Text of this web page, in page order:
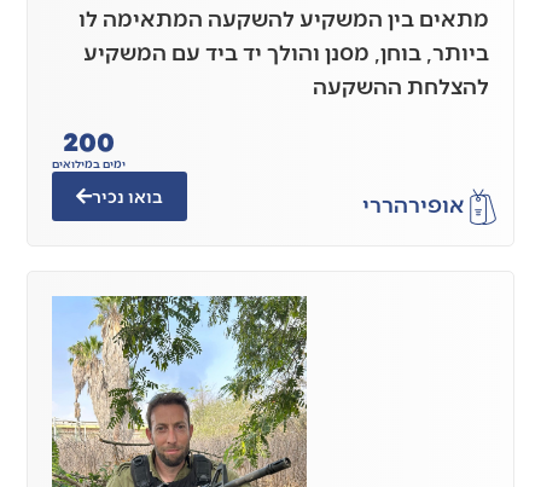
מתאים בין המשקיע להשקעה המתאימה לו
ביותר, בוחן, מסנן והולך יד ביד עם המשקיע
להצלחת ההשקעה
אופירהררי
ימים במילואים
200
בואו נכיר